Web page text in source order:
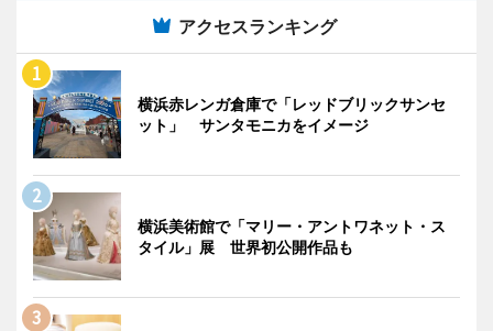
アクセスランキング
横浜赤レンガ倉庫で「レッドブリックサンセ
ット」 サンタモニカをイメージ
横浜美術館で「マリー・アントワネット・ス
タイル」展 世界初公開作品も